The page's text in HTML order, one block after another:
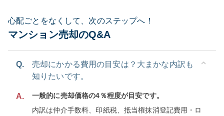
心配ごとをなくして、次のステップへ！
マンション売却のQ&A
Q.
売却にかかる費用の目安は？大まかな内訳も
知りたいです。
A.
一般的に売却価格の4％程度が目安です。
内訳は仲介手数料、印紙税、抵当権抹消登記費用・ロ